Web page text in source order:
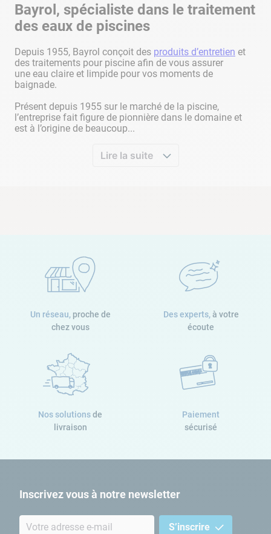
Bayrol, spécialiste dans le traitement
des eaux de piscines
Depuis 1955, Bayrol conçoit des produits d’entretien et
des traitements pour piscine afin de vous assurer
une eau claire et limpide pour vos moments de
baignade.
Présent depuis 1955 sur le marché de la piscine,
l’entreprise fait figure de pionnière dans le domaine et
est à l’origine de beaucoup...
Lire la suite
Un réseau, proche de
chez vous
Des experts, à votre
écoute
Nos solutionsde
livraison
Paiement
sécurisé
Inscrivez vous à notre newsletter
S’inscrire